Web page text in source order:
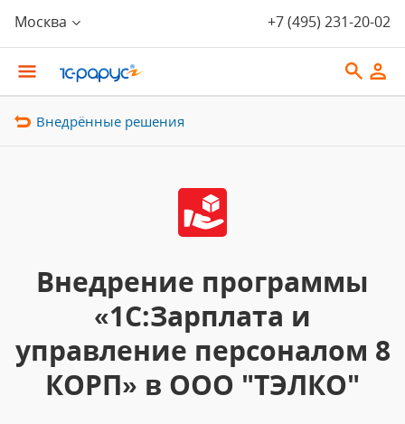
Москва +7 (495) 231-20-02
Внедрённые решения
Внедрение программы
«1С:Зарплата и
управление персоналом 8
КОРП» в ООО "ТЭЛКО"